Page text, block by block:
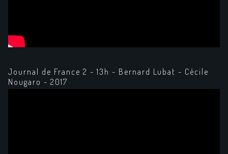
Journal de France 2 - 13h - Bernard Lubat - Cécile
Nougaro - 2017